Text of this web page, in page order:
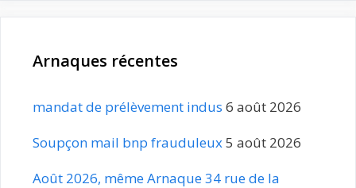
Arnaques récentes
mandat de prélèvement indus 6 août 2026
Soupçon mail bnp frauduleux5 août 2026
Août 2026, même Arnaque 34 rue de la